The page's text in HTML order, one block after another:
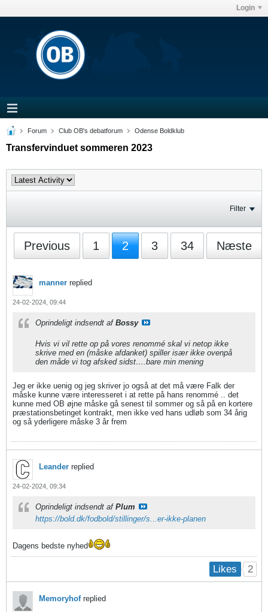
Login
Forum Club OB's debatforum Odense Boldklub
Transfervinduet sommeren 2023
Filter
Previous 1 2 3 34 Næste
manner replied
24-02-2024, 09:44
Oprindeligt indsendt af Bossy
Hvis vi vil rette op på vores renommé skal vi netop ikke
skrive med en (måske afdanket) spiller især ikke ovenpå
den måde vi tog afsked sidst….bare min mening
Jeg er ikke uenig og jeg skriver jo også at det må være Falk der
måske kunne være interesseret i at rette på hans renommé .. det
kunne med OB øjne måske gå senest til sommer og så på en kortere
præstationsbetinget kontrakt, men ikke ved hans udløb som 34 årig
og så yderligere måske 3 år frem
Leander replied
24-02-2024, 09:34
Oprindeligt indsendt af Plum
https://bold.dk/fodbold/stillinger/s...er-ikke-planen
Dagens bedste nyhed
Likes 2
Memoryhofreplied